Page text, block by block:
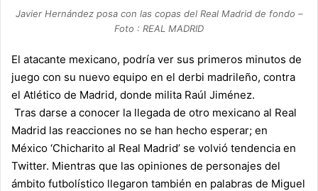
Javier Hernández posa con las copas del Real Madrid de fondo –
Foto : REAL MADRID
El atacante mexicano, podría ver sus primeros minutos de
juego con su nuevo equipo en el derbi madrileño, contra
el Atlético de Madrid, donde milita Raúl Jiménez.
Tras darse a conocer la llegada de otro mexicano al Real
Madrid las reacciones no se han hecho esperar; en
México ‘Chicharito al Real Madrid’ se volvió tendencia en
Twitter. Mientras que las opiniones de personajes del
ámbito futbolístico llegaron también en palabras de Miguel